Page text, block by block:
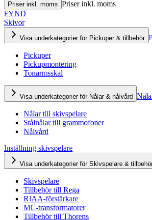
Priser inkl. moms Priser inkl. moms
FYND
Skivor
Visa underkategorier för Pickuper & tillbehör
Pickuper
Pickupmontering
Tonarmsskal
Visa underkategorier för Nålar & nålvård
Nålar till skivspelare
Stålnålar till grammofoner
Nålvård
Inställning skivspelare
Visa underkategorier för Skivspelare &
Skivspelare
Tillbehör till Rega
RIAA-förstärkare
MC-transformatorer
Tillbehör till Thorens